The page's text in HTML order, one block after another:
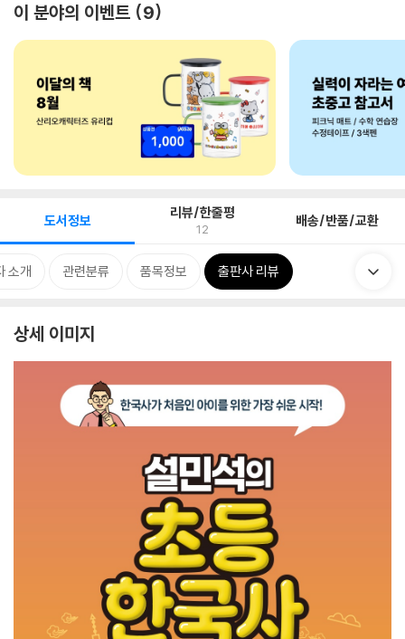
이 분야의 이벤트 9
도서정보 리뷰/한줄평
12 배송/반품/교환
소개 관련분류 품목정보 출판사 리뷰
상세 이미지